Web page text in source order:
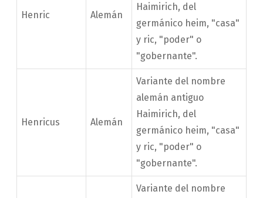
Henric Alemán
Haimirich, del
germánico heim, "casa"
y ric, "poder" o
"gobernante".
Henricus Alemán
Variante del nombre
alemán antiguo
Haimirich, del
germánico heim, "casa"
y ric, "poder" o
"gobernante".
Variante del nombre